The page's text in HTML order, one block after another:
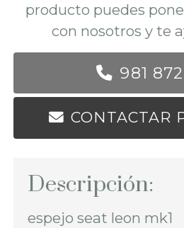
producto puedes
con nosotros y te
981
CONTACTAR
Descripción:
espejo seat leon mk1